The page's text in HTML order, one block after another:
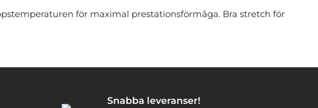
för maximal prestationsförmåga. Bra stretch för
Snabba leveranser!